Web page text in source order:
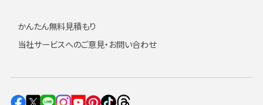
かんたん無料見積もり
当社サービスへのご意見・お問い合わせ